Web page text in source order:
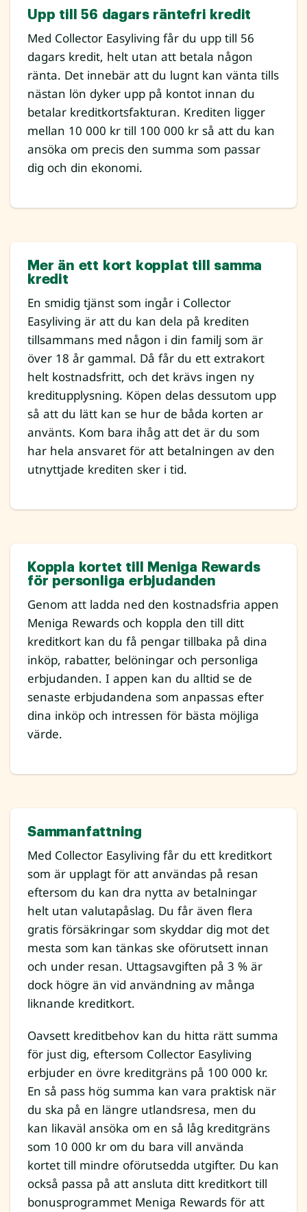
Upp till 56 dagars räntefri kredit
Med Collector Easyliving får du upp till 56
dagars kredit, helt utan att betala någon
ränta. Det innebär att du lugnt kan vänta tills
nästan lön dyker upp på kontot innan du
betalar kreditkortsfakturan. Krediten ligger
mellan 10 000 kr till 100 000 kr så att du kan
ansöka om precis den summa som passar
dig och din ekonomi.
Mer än ett kort kopplat till samma
kredit
En smidig tjänst som ingår i Collector
Easyliving är att du kan dela på krediten
tillsammans med någon i din familj som är
över 18 år gammal. Då får du ett extrakort
helt kostnadsfritt, och det krävs ingen ny
kreditupplysning. Köpen delas dessutom upp
så att du lätt kan se hur de båda korten ar
använts. Kom bara ihåg att det är du som
har hela ansvaret för att betalningen av den
utnyttjade krediten sker i tid.
Koppla kortet till Meniga Rewards
för personliga erbjudanden
Genom att ladda ned den kostnadsfria appen
Meniga Rewards och koppla den till ditt
kreditkort kan du få pengar tillbaka på dina
inköp, rabatter, belöningar och personliga
erbjudanden. I appen kan du alltid se de
senaste erbjudandena som anpassas efter
dina inköp och intressen för bästa möjliga
värde.
Sammanfattning
Med Collector Easyliving får du ett kreditkort
som är upplagt för att användas på resan
eftersom du kan dra nytta av betalningar
helt utan valutapåslag. Du får även flera
gratis försäkringar som skyddar dig mot det
mesta som kan tänkas ske oförutsett innan
och under resan. Uttagsavgiften på 3 % är
dock högre än vid användning av många
liknande kreditkort.
Oavsett kreditbehov kan du hitta rätt summa
för just dig, eftersom Collector Easyliving
erbjuder en övre kreditgräns på 100 000 kr.
En så pass hög summa kan vara praktisk när
du ska på en längre utlandsresa, men du
kan likaväl ansöka om en så låg kreditgräns
som 10 000 kr om du bara vill använda
kortet till mindre oförutsedda utgifter. Du kan
också passa på att ansluta ditt kreditkort till
bonusprogrammet Meniga Rewards för att